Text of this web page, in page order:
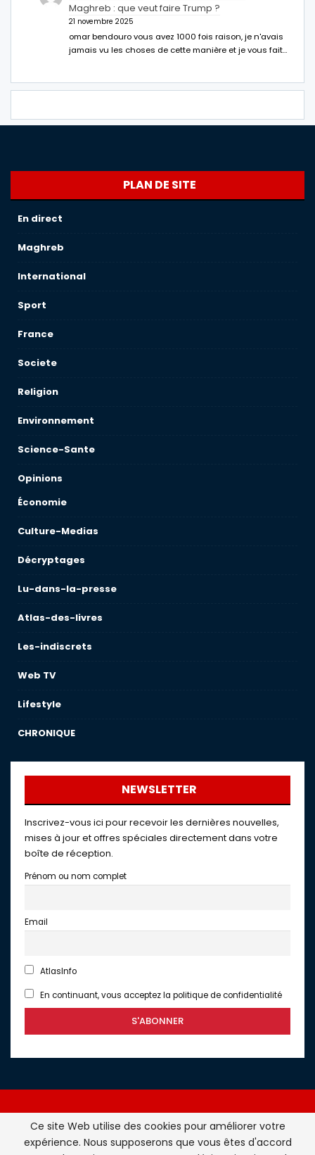
Maghreb : que veut faire Trump ?
21 novembre 2025
omar bendouro vous avez 1000 fois raison, je n'avais
jamais vu les choses de cette manière et je vous fait…
PLAN DE SITE
En direct
Maghreb
International
Sport
France
Societe
Religion
Environnement
Science-Sante
Opinions
Économie
Culture-Medias
Décryptages
Lu-dans-la-presse
Atlas-des-livres
Les-indiscrets
Web TV
Lifestyle
CHRONIQUE
NEWSLETTER
Inscrivez-vous ici pour recevoir les dernières nouvelles,
mises à jour et offres spéciales directement dans votre
boîte de réception.
Prénom ou nom complet
Email
AtlasInfo
En continuant, vous acceptez la politique de confidentialité
Atlasinfo.fr : l'essentiel de l'actualité de la France et du
Ce site Web utilise des cookies pour améliorer votre
expérience. Nous supposerons que vous êtes d'accord